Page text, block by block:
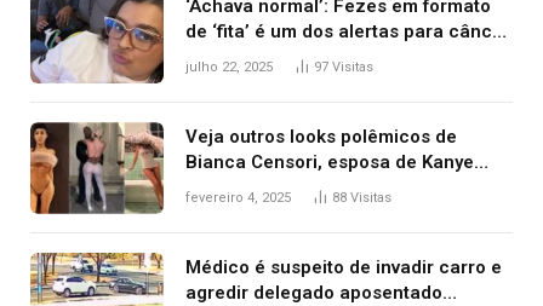
‘Achava normal’: Fezes em formato
de ‘fita’ é um dos alertas para câncer
colorretal; relembre fala de Preta Gil
julho 22, 2025 97 Visitas
Veja outros looks polêmicos de
Bianca Censori, esposa de Kanye
West que apareceu nua no Grammy
fevereiro 4, 2025 88 Visitas
Médico é suspeito de invadir carro e
agredir delegado aposentado